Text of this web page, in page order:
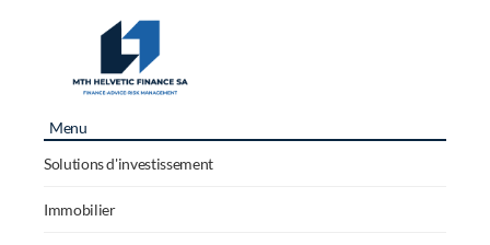
Menu
Solutions d'investissement
Immobilier